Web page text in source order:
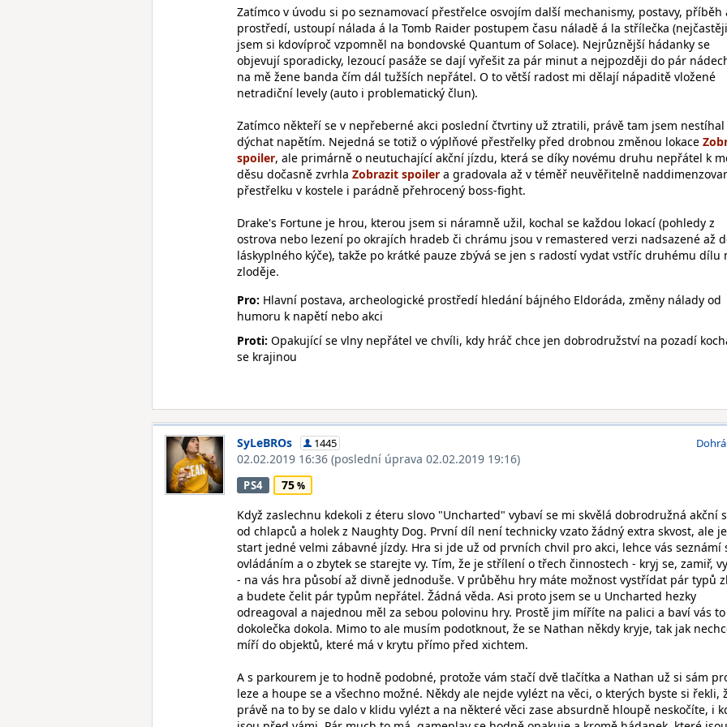
Zatímco v úvodu si po seznamovací přestřelce osvojím další mechanismy, postavy, příběh
prostředí, ustoupí nálada á la Tomb Raider postupem času náladě á la střílečka (nejčastěji
jsem si kdovíproč vzpomněl na bondovské Quantum of Solace). Nejrůznější hádanky se
objevují sporadicky, lezoucí pasáže se dají vyřešit za pár minut a nejpozději do pár
na mě žene banda čím dál tužších nepřátel. O to větší radost mi dělají nápaditě vložené
netradiční levely (auto i problematický člun).
Zatímco někteří se v nepřeberné akci poslední čtvrtiny už ztratili, právě tam jsem nestíhal
dýchat napětím. Nejedná se totiž o výplňové přestřelky před drobnou změnou lokace
, ale primárně o neutuchající akční jízdu, která se díky novému druhu nepřátel k
děsu dočasně zvrhla
a gradovala až v téměř neuvěřitelně
přestřelku v kostele i parádně přehrocený boss-fight.
Drake's Fortune je hrou, kterou jsem si náramně užil, kochal se každou lokací (pohledy z
ostrova nebo lezení po okrajích hradeb či chrámu jsou v remastered verzi nadsazené až
láskyplného kýče), takže po krátké pauze zbývá se jen s radostí vydat vstříc druhému dílu
zloděje.
Pro: Hlavní postava, archeologické prostředí hledání bájného Eldoráda, změny nálady od
humoru k napětí nebo akci
Proti: Opakující se vlny nepřátel ve chvíli, kdy hráč chce jen dobrodružství na pozadí
se krajinou
SyLeBROs 1445
02.02.2019 16:36 (poslední úprava 02.02.2019 19:16)
PS4
75
Když zaslechnu kdekoli z éteru slovo "Uncharted" vybaví se mi skvělá dobrodružná akční
od chlapců a holek z Naughty Dog. První díl není technicky vzato žádný extra skvost, ale
start jedné velmi zábavné jízdy. Hra si jde už od prvních chvil pro akci, lehce vás seznámí
ovládáním a o zbytek se starejte vy. Tím, že je střílení o třech činnostech - kryj se, zamiř,
- na vás hra působí až divně jednoduše. V průběhu hry máte možnost vystřídat pár typů
a budete čelit pár typům nepřátel. Žádná věda. Asi proto jsem se u Uncharted hezky
odreagoval a najednou měl za sebou polovinu hry. Prostě jim míříte na palici a baví vás to
dokolečka dokola. Mimo to ale musím podotknout, že se Nathan někdy kryje, tak jak
míří do objektů, které má v krytu přímo před xichtem.
A s parkourem je to hodně podobné, protože vám stačí dvě tlačítka a Nathan už si sám
leze a houpe se a všechno možné. Někdy ale nejde vylézt na věci, o kterých byste si řekli,
právě na to by se dalo v klidu vylézt a na některé věci zase absurdně hloupě neskočíte, i